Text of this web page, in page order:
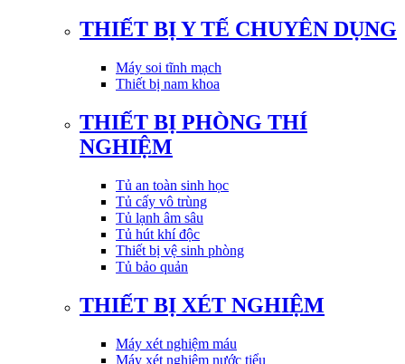
THIẾT BỊ Y TẾ CHUYÊN DỤNG
Máy soi tĩnh mạch
Thiết bị nam khoa
THIẾT BỊ PHÒNG THÍ
NGHIỆM
Tủ an toàn sinh học
Tủ cấy vô trùng
Tủ lạnh âm sâu
Tủ hút khí độc
Thiết bị vệ sinh phòng
Tủ bảo quản
THIẾT BỊ XÉT NGHIỆM
Máy xét nghiệm máu
Máy xét nghiệm nước tiểu